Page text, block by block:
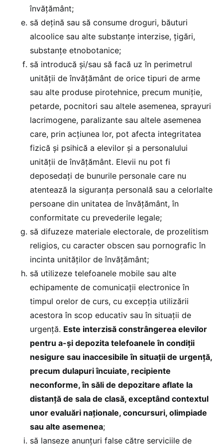
învățământ;
să dețină sau să consume droguri, băuturi
alcoolice sau alte substanțe interzise, țigări,
substanțe etnobotanice;
să introducă și/sau să facă uz în perimetrul
unității de învățământ de orice tipuri de arme
sau alte produse pirotehnice, precum muniție,
petarde, pocnitori sau altele asemenea, sprayuri
lacrimogene, paralizante sau altele asemenea
care, prin acțiunea lor, pot afecta integritatea
fizică și psihică a elevilor și a personalului
unității de învățământ. Elevii nu pot fi
deposedați de bunurile personale care nu
atentează la siguranța personală sau a celorlalte
persoane din unitatea de învățământ, în
conformitate cu prevederile legale;
să difuzeze materiale electorale, de prozelitism
religios, cu caracter obscen sau pornografic în
incinta unităților de învățământ;
să utilizeze telefoanele mobile sau alte
echipamente de comunicații electronice în
timpul orelor de curs, cu excepția utilizării
acestora în scop educativ sau în situații de
urgență. Este interzisă constrângerea elevilor
pentru a-și depozita telefoanele în condiții
nesigure sau inaccesibile în situații de urgență,
precum dulapuri încuiate, recipiente
neconforme, în săli de depozitare aflate la
distanță de sala de clasă, exceptând contextul
unor evaluări naționale, concursuri, olimpiade
sau alte asemenea;
să lanseze anunțuri false către serviciile de